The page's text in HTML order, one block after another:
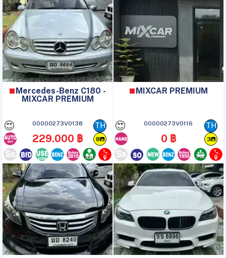
Mercedes-Benz C180 -
MIXCAR PREMIUM
😍 00000273V0138
229.000 ฿
TH
8
MIXCAR PREMIUM
😍 00000273V0116
0 ฿
TH
3